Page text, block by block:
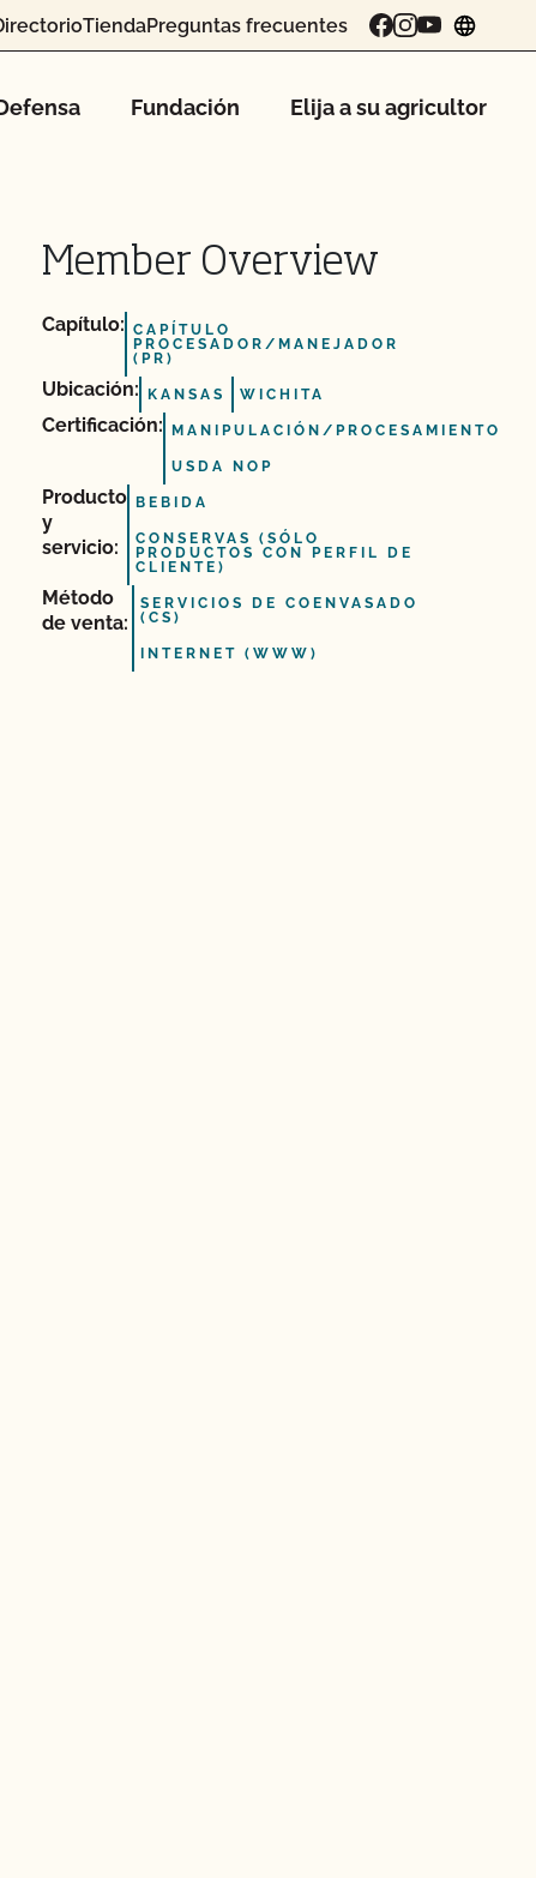
TiendaPreguntas frecuentes
Fundación Elija a su agricultor
Member Overview
Capítulo: CAPÍTULO
PROCESADOR/MANEJADOR
(PR)
Ubicación: KANSAS WICHITA
Certificación: MANIPULACIÓN/PROCESAMIENTO
USDA NOP
Producto
y
servicio:
BEBIDA
CONSERVAS (SÓLO
PRODUCTOS CON PERFIL DE
CLIENTE)
Método
de venta:
SERVICIOS DE COENVASADO
(CS)
INTERNET (WWW)